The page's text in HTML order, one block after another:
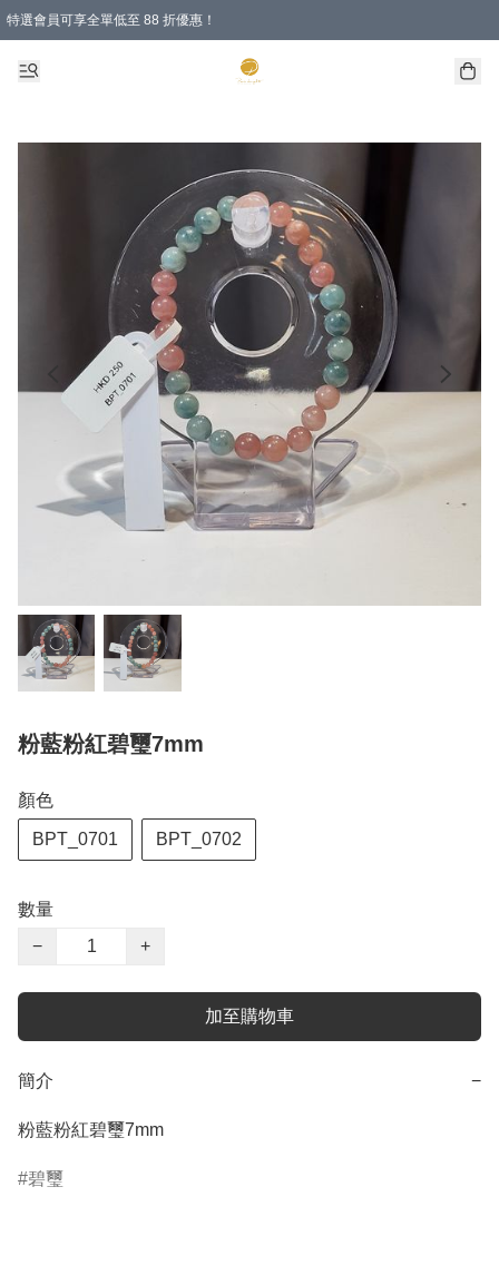
特選會員可享全單低至 88 折優惠！
購物滿 HKD 1000.00即享免運費優惠！（適用於 特定的送貨方式 )
粉藍粉紅碧璽7mm
顏色
BPT_0701 BPT_0702
數量
−
+
加至購物車
簡介 −
粉藍粉紅碧璽7mm
碧璽